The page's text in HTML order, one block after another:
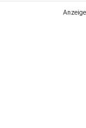
Anzeige